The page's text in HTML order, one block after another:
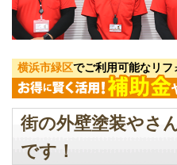
横浜市緑区でご利用可能なリフ
街の外壁塗装やさ
です！